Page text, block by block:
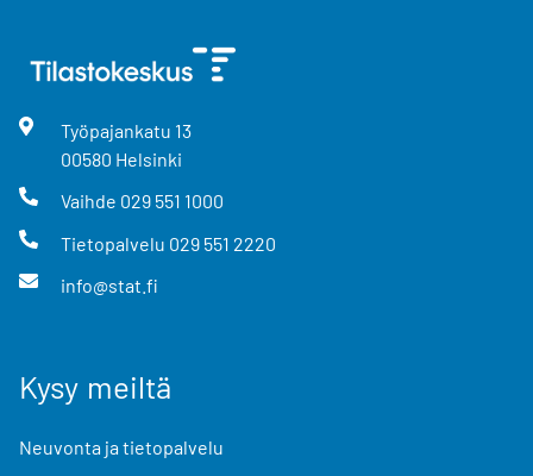
Työpajankatu 13
00580 Helsinki
Vaihde 029 551 1000
Tietopalvelu 029 551 2220
info@stat.fi
Kysy meiltä
Neuvonta ja tietopalvelu